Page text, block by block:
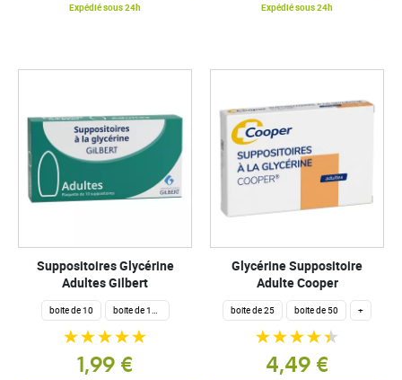
Expédié sous 24h Expédié sous 24h
Suppositoires Glycérine
Adultes Gilbert
boite de 10 boite de 100
1,99 €
Glycérine Suppositoire
Adulte Cooper
boite de 25 boite de 50 +
4,49 €